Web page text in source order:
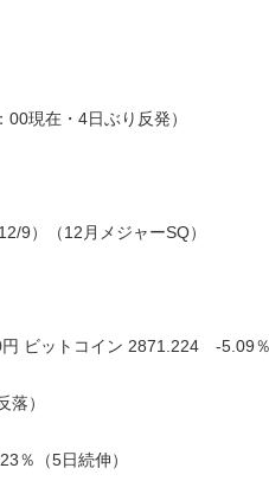
現在・4日ぶり反発）
9）（12月メジャーSQ）
ビットコイン 2871.224 -5.09％
）
％（5日続伸）